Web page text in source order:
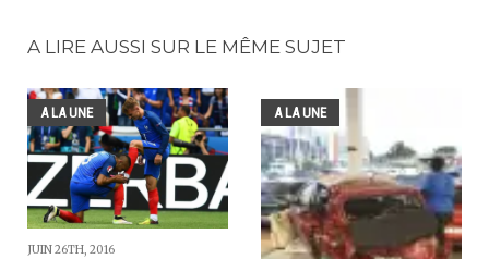
A LIRE AUSSI SUR LE MÊME SUJET
A LA UNE
JUIN 26TH, 2016
A LA UNE